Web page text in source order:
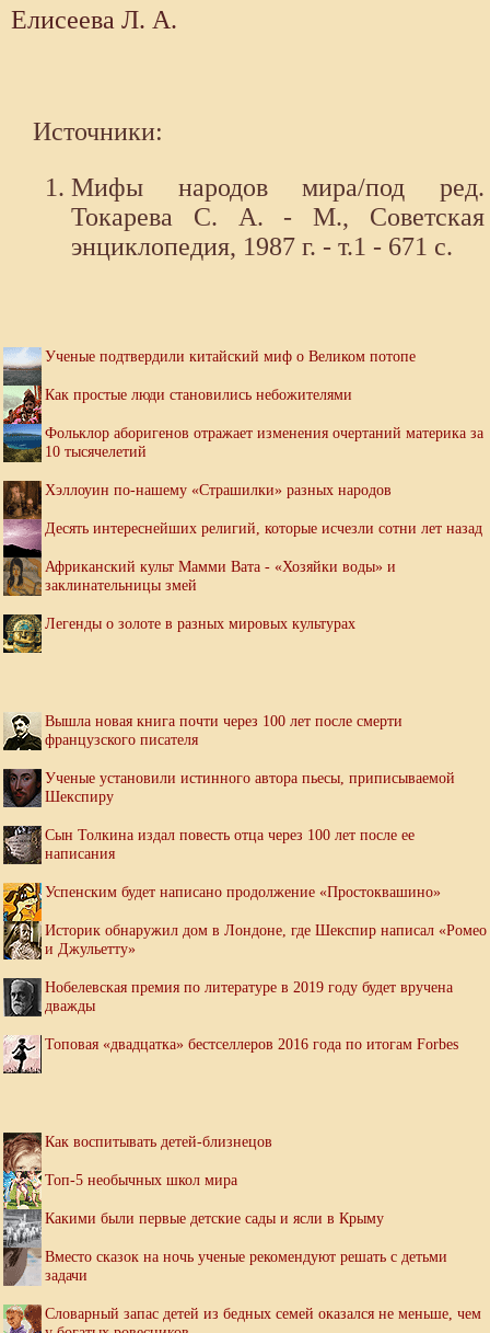
Елисеева Л. А.
Источники:
Мифы народов мира/под ред.
Токарева С. А. - М., Советская
энциклопедия, 1987 г. - т.1 - 671 с.
Ученые подтвердили китайский миф о Великом потопе
Как простые люди становились небожителями
Фольклор аборигенов отражает изменения очертаний материка за
10 тысячелетий
Хэллоуин по-нашему «Страшилки» разных народов
Десять интереснейших религий, которые исчезли сотни лет назад
Африканский культ Мамми Вата - «Хозяйки воды» и
заклинательницы змей
Легенды о золоте в разных мировых культурах
Вышла новая книга почти через 100 лет после смерти
французского писателя
Ученые установили истинного автора пьесы, приписываемой
Шекспиру
Сын Толкина издал повесть отца через 100 лет после ее
написания
Успенским будет написано продолжение «Простоквашино»
Историк обнаружил дом в Лондоне, где Шекспир написал «Ромео
и Джульетту»
Нобелевская премия по литературе в 2019 году будет вручена
дважды
Топовая «двадцатка» бестселлеров 2016 года по итогам Forbes
Как воспитывать детей-близнецов
Топ-5 необычных школ мира
Какими были первые детские сады и ясли в Крыму
Вместо сказок на ночь ученые рекомендуют решать с детьми
задачи
Словарный запас детей из бедных семей оказался не меньше, чем